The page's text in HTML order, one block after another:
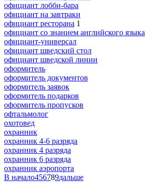
официант лобби-бара
официант на завтраки
официант ресторана 1
официант со знанием английского языка
официант-универсал
официант шведский стол
официант шведской линии
оформитель
оформитель документов
оформитель заявок
оформитель подарков
оформитель пропусков
офтальмолог
охотовед
охранник
охранник 4-6 разряда
охранник 4 разряда
охранник 6 разряда
охранник аэропорта
В начало456789дальше